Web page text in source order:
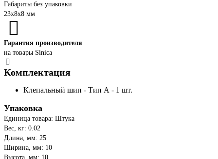
Габариты без упаковки
23х8х8 мм
Гарантия производителя
на товары Sinica
Комплектация
Клепальный шип - Тип А - 1 шт.
Упаковка
Единица товара: Штука
Вес, кг: 0.02
Длина, мм: 25
Ширина, мм: 10
Высота, мм: 10